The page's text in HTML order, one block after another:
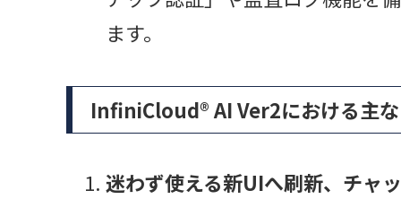
ます。
InfiniCloud® AI Ver2における主
迷わず使える新UIへ刷新、チャ